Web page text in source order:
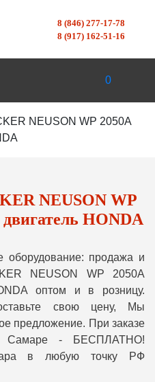
8 (846) 277-17-78
8 (917) 162-51-16
0
NEUSON WP 2050A
NEUSON WP
HONDA
продажа и
NEUSON WP 2050A
оптом и в розницу.
свою цену, Мы
предложение. При заказе
Самаре - БЕСПЛАТНО!
в любую точку РФ